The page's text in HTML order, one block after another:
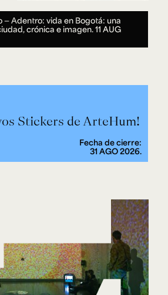
— Adentro: vida en Bogotá: una
crónica e imagen.11 AUG
Stickers de ArteHum!
Fecha de cierre:
31 AGO 2026.